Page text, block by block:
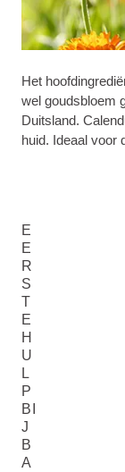
Het
wel goudsbloem
Duitsland.
huid. Ideaal voor
E
E
R
S
T
E
H
U
L
P
BI
J
B
A